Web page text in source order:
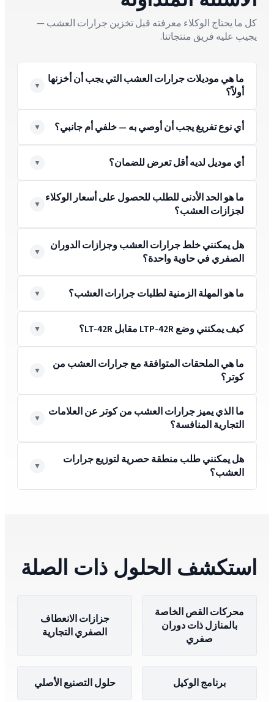
كل ما يحتاج الوكلاء معرفته قبل تخزين جرارات العشب —
يجيب عليه فريق منتجاتنا.
ما هي موديلات جرارات العشب التي يجب أن أخزنها
أولاً؟
أي نوع تفريغ يجب أن أوصي به — خلفي أم جانبي؟
أي موديل لديه أقل تعرض للضمان؟
ما هو الحد الأدنى للطلب للحصول على أسعار الوكلاء
لجزازات العشب؟
هل يمكنني خلط جرارات العشب وجزازات الدوران
الصفري في حاوية واحدة؟
ما هو المهلة الزمنية لطلبات جرارات العشب؟
كيف يمكنني وضع LTP-42R مقابل LT-42R؟
ما هي الملحقات المتوافقة مع جرارات العشب من
كوتر؟
ما الذي يميز جرارات العشب من كوتر عن العلامات
التجارية المنافسة؟
هل يمكنني طلب منطقة حصرية لتوزيع جرارات
العشب؟
استكشف الحلول ذات الصلة
محركات القص الخاصة
بالمنازل ذات دوران
صفري
جزازات الانعطاف
الصفري التجارية
برنامج الوكيل حلول التصنيع الأصلي